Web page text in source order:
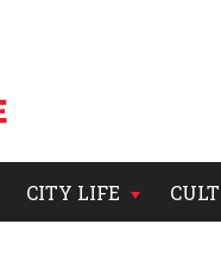
CITY LIFE